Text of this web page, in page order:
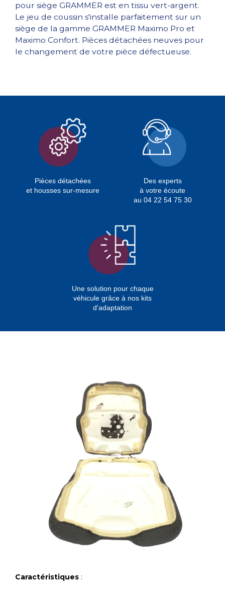
pour siège GRAMMER est en tissu vert-argent.
Le jeu de coussin s'installe parfaitement sur un
siège de la gamme GRAMMER Maximo Pro et
Maximo Confort. Pièces détachées neuves pour
le changement de votre pièce défectueuse.
Pièces détachées
et housses sur-mesure
Des experts
à votre écoute
au 04 22 54 75 30
Une solution pour chaque
véhicule grâce à nos kits
d'adaptation
Caractéristiques :